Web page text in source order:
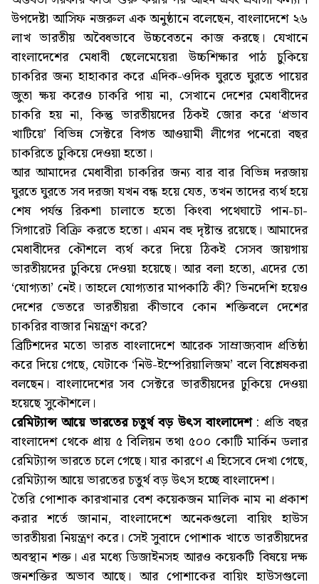
উপদেষ্টা আসিফ নজরুল এক অনুষ্ঠানে বলেছেন, বাংলাদেশে ২৬
লাখ ভারতীয় অবৈধভাবে উচ্চবেতনে কাজ করছে। যেখানে
বাংলাদেশের মেধাবী ছেলেমেয়েরা উচ্চশিক্ষার পাঠ চুকিয়ে
চাকরির জন্য হাহাকার করে এদিক-ওদিক ঘুরতে ঘুরতে পায়ের
জুতা ক্ষয় করেও চাকরি পায় না, সেখানে দেশের মেধাবীদের
চাকরি হয় না, কিন্তু ভারতীয়দের ঠিকই জোর করে ‘প্রভাব
খাটিয়ে’ বিভিন্ন সেক্টরে বিগত আওয়ামী লীগের পনেরো বছর
চাকরিতে ঢুকিয়ে দেওয়া হতো।
আর আমাদের মেধাবীরা চাকরির জন্য বার বার বিভিন্ন দরজায়
ঘুরতে ঘুরতে সব দরজা যখন বন্ধ হয়ে যেত, তখন তাদের ব্যর্থ হয়ে
শেষ পর্যন্ত রিকশা চালাতে হতো কিংবা পথেঘাটে পান-চা-
সিগারেট বিক্রি করতে হতো। এমন বহু দৃষ্টান্ত রয়েছে। আমাদের
মেধাবীদের কৌশলে ব্যর্থ করে দিয়ে ঠিকই সেসব জায়গায়
ভারতীয়দের ঢুকিয়ে দেওয়া হয়েছে। আর বলা হতো, এদের তো
‘যোগ্যতা’ নেই। তাহলে যোগ্যতার মাপকাঠি কী? ভিনদেশি হয়েও
দেশের ভেতরে ভারতীয়রা কীভাবে কোন শক্তিবলে দেশের
চাকরির বাজার নিয়ন্ত্রণ করে?
ব্রিটিশদের মতো ভারত বাংলাদেশে আরেক সাম্রাজ্যবাদ প্রতিষ্ঠা
করে দিয়ে গেছে, যেটাকে ‘নিউ-ইম্পেরিয়ালিজম’ বলে বিশ্লেষকরা
বলছেন। বাংলাদেশের সব সেক্টরে ভারতীয়দের ঢুকিয়ে দেওয়া
হয়েছে সুকৌশলে।
রেমিট্যান্স আয়ে ভারতের চতুর্থ বড় উৎস বাংলাদেশ: প্রতি বছর
বাংলাদেশ থেকে প্রায় ৫ বিলিয়ন তথা ৫০০ কোটি মার্কিন ডলার
রেমিট্যান্স ভারতে চলে গেছে। যার কারণে এ হিসেবে দেখা গেছে,
রেমিট্যান্স আয়ে ভারতের চতুর্থ বড় উৎস হচ্ছে বাংলাদেশ।
তৈরি পোশাক কারখানার বেশ কয়েকজন মালিক নাম না প্রকাশ
করার শর্তে জানান, বাংলাদেশে অনেকগুলো বায়িং হাউস
ভারতীয়রা নিয়ন্ত্রণ করে। সেই সুবাদে পোশাক খাতে ভারতীয়দের
অবস্থান শক্ত। এর মধ্যে ডিজাইনসহ আরও কয়েকটি বিষয়ে দক্ষ
জনশক্তির অভাব আছে। আর পোশাকের বায়িং হাউসগুলো